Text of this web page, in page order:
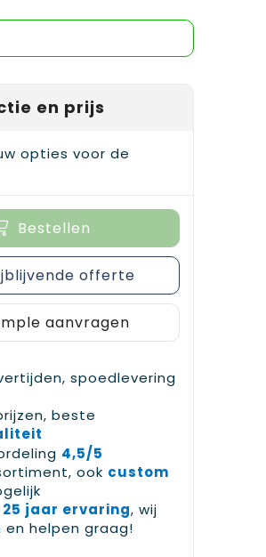
en prijs
opties voor de
Bestellen
offerte
aanvragen
spoedlevering
beste
4,5/5
ook custom
25 jaar ervaring, wij
en helpen graag!